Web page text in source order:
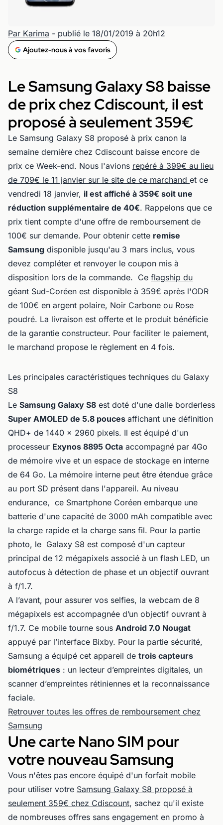
Par Karima - publié le 18/01/2019 à 20h12
Ajoutez-nous à vos favoris
Le Samsung Galaxy S8 baisse
de prix chez Cdiscount, il est
proposé à seulement 359€
Le Samsung Galaxy S8 proposé à prix canon la
semaine dernière chez Cdiscount baisse encore de
prix ce Week-end. Nous l'avions repéré à 399€ au lieu
de 709€ le 11 janvier sur le site de ce marchand et ce
vendredi 18 janvier, il est affiché à 359€ soit une
réduction supplémentaire de 40€. Rappelons que ce
prix tient compte d'une offre de remboursement de
100€ sur demande. Pour obtenir cette remise
Samsung disponible jusqu'au 3 mars inclus, vous
devez compléter et renvoyer le coupon mis à
disposition lors de la commande. Ce flagship du
géant Sud-Coréen est disponible à 359€ après l'ODR
de 100€ en argent polaire, Noir Carbone ou Rose
poudré. La livraison est offerte et le produit bénéficie
de la garantie constructeur. Pour faciliter le paiement,
le marchand propose le règlement en 4 fois.
Les principales caractéristiques techniques du Galaxy
S8
Le Samsung Galaxy S8 est doté d'une dalle borderless
Super AMOLED de 5.8 pouces affichant une définition
QHD+ de 1440 x 2960 pixels. Il est équipé d'un
processeur Exynos 8895 Octa accompagné par 4Go
de mémoire vive et un espace de stockage en interne
de 64 Go. La mémoire interne peut être étendue grâce
au port SD présent dans l'appareil. Au niveau
endurance, ce Smartphone Coréen embarque une
batterie d'une capacité de 3000 mAh compatible avec
la charge rapide et la charge sans fil. Pour la partie
photo, le Galaxy S8 est composé d'un capteur
principal de 12 mégapixels associé à un flash LED, un
autofocus à détection de phase et un objectif ouvrant
à f/1.7.
A l’avant, pour assurer vos selfies, la webcam de 8
mégapixels est accompagnée d’un objectif ouvrant à
f/1.7. Ce mobile tourne sous Android 7.0 Nougat
appuyé par l’interface Bixby. Pour la partie sécurité,
Samsung a équipé cet appareil de trois capteurs
biométriques : un lecteur d’empreintes digitales, un
scanner d’empreintes rétiniennes et la reconnaissance
faciale.
Retrouver toutes les offres de remboursement chez
Samsung
Une carte Nano SIM pour
votre nouveau Samsung
Vous n'êtes pas encore équipé d'un forfait mobile
pour utiliser votre Samsung Galaxy S8 proposé à
seulement 359€ chez Cdiscount, sachez qu'il existe
de nombreuses offres sans engagement en promo à